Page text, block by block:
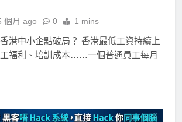
個月 ago 0 1 mins
港中小企點破局？ 香港最低工資持續上
福利、培訓成本……一個普通員工每月